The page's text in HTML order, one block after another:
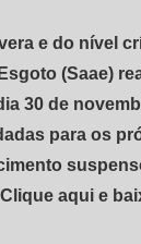
e do nível
(Saae)
30 de
para os
Clique aqui e